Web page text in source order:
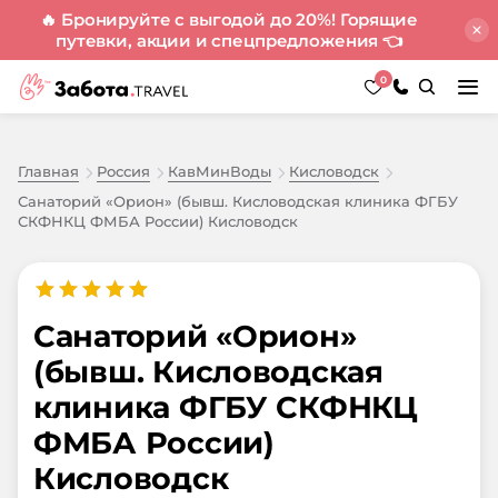
🔥 Бронируйте с выгодой до 20%! Горящие
путевки, акции и спецпредложения 👈
0
Главная Россия КавМинВоды
Кисловодск
Санаторий «Орион» (бывш. Кисловодская клиника ФГБУ
СКФНКЦ ФМБА России) Кисловодск
Санаторий «Орион»
(бывш. Кисловодская
клиника ФГБУ СКФНКЦ
ФМБА России)
Кисловодск